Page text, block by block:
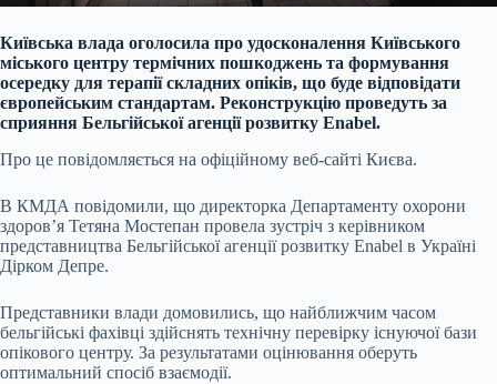
Київська влада оголосила про удосконалення Київського
міського центру термічних пошкоджень та формування
осередку для терапії складних опіків, що буде відповідати
європейським стандартам. Реконструкцію проведуть за
сприяння Бельгійської агенції розвитку Enabel.
Про це повідомляється на офіційному веб-сайті Києва.
В КМДА повідомили, що директорка Департаменту охорони
здоров’я Тетяна Мостепан провела зустріч з керівником
представництва Бельгійської агенції розвитку Enabel в Україні
Дірком Депре.
Представники влади домовились, що найближчим часом
бельгійські фахівці здійснять технічну перевірку існуючої бази
опікового центру. За результатами оцінювання оберуть
оптимальний спосіб взаємодії.